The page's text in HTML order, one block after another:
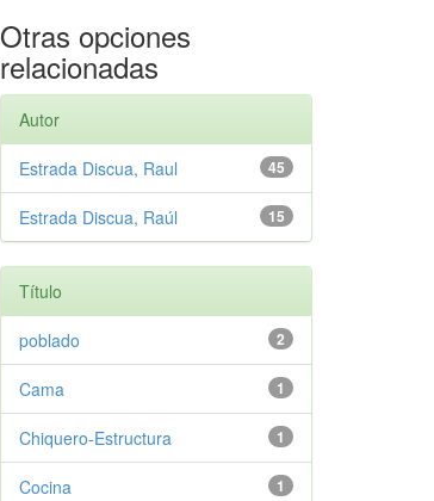
Otras opciones
relacionadas
Autor
45
Estrada Discua, Raul
15
Estrada Discua, Raúl
Título
2
poblado
1
Cama
1
Chiquero-Estructura
1
Cocina